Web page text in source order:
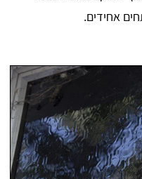
אחידים.